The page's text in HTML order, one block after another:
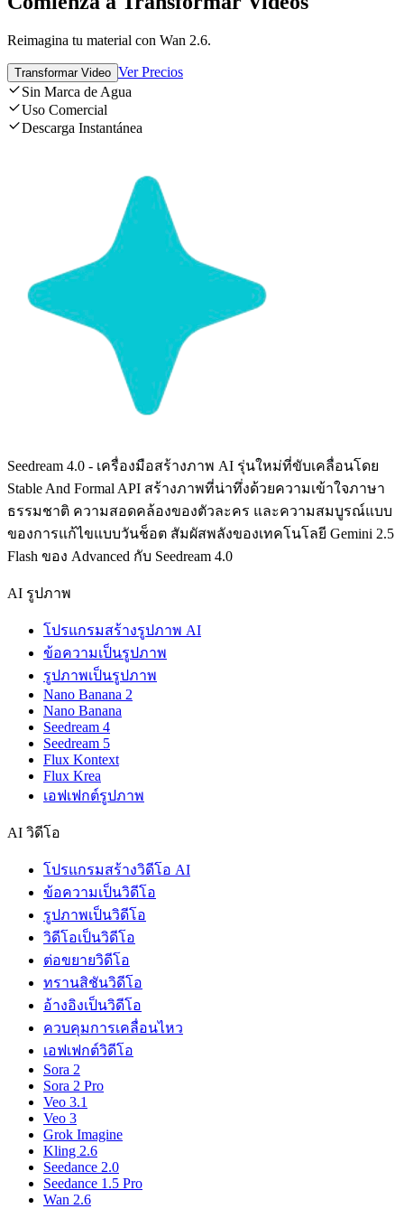
Reimagina tu material con Wan 2.6.
Transformar Video Ver Precios
Sin Marca de Agua
Uso Comercial
Descarga Instantánea
Seedream 4.0 - เครื่องมือสร้างภาพ AI รุ่นใหม่ที่ขับเคลื่อนโดย
Stable And Formal API สร้างภาพที่น่าทึ่งด้วยความเข้าใจภาษา
ธรรมชาติ ความสอดคล้องของตัวละคร และความสมบูรณ์แบบ
ของการแก้ไขแบบวันช็อต สัมผัสพลังของเทคโนโลยี Gemini 2.5
Flash ของ Advanced กับ Seedream 4.0
AI รูปภาพ
โปรแกรมสร้างรูปภาพ AI
ข้อความเป็นรูปภาพ
รูปภาพเป็นรูปภาพ
Nano Banana 2
Nano Banana
Seedream 4
Seedream 5
Flux Kontext
Flux Krea
เอฟเฟกต์รูปภาพ
AI วิดีโอ
โปรแกรมสร้างวิดีโอ AI
ข้อความเป็นวิดีโอ
รูปภาพเป็นวิดีโอ
วิดีโอเป็นวิดีโอ
ต่อขยายวิดีโอ
ทรานสิชันวิดีโอ
อ้างอิงเป็นวิดีโอ
ควบคุมการเคลื่อนไหว
เอฟเฟกต์วิดีโอ
Sora 2
Sora 2 Pro
Veo 3.1
Veo 3
Grok Imagine
Kling 2.6
Seedance 2.0
Seedance 1.5 Pro
Wan 2.6